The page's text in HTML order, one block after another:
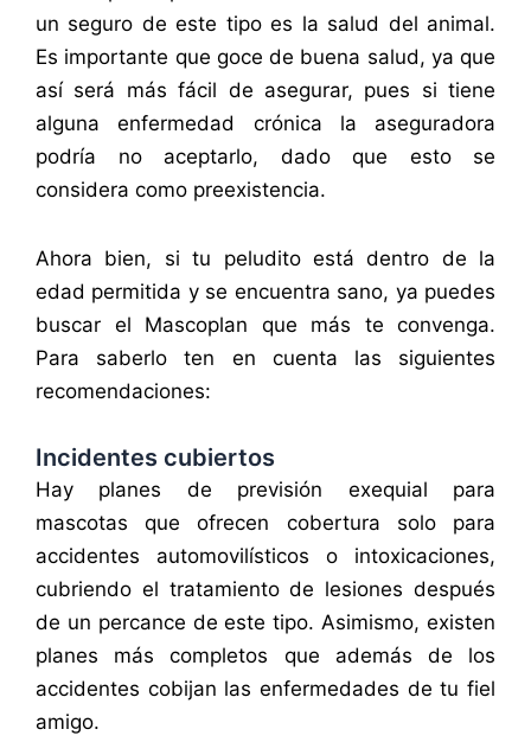
un seguro de este tipo es la salud del animal.
Es importante que goce de buena salud, ya que
así será más fácil de asegurar, pues si tiene
alguna enfermedad crónica la aseguradora
podría no aceptarlo, dado que esto se
considera como preexistencia.
Ahora bien, si tu peludito está dentro de la
edad permitida y se encuentra sano, ya puedes
buscar el Mascoplan que más te convenga.
Para saberlo ten en cuenta las siguientes
recomendaciones:
Incidentes cubiertos
Hay planes de previsión exequial para
mascotas que ofrecen cobertura solo para
accidentes automovilísticos o intoxicaciones,
cubriendo el tratamiento de lesiones después
de un percance de este tipo. Asimismo, existen
planes más completos que además de los
accidentes cobijan las enfermedades de tu fiel
amigo.